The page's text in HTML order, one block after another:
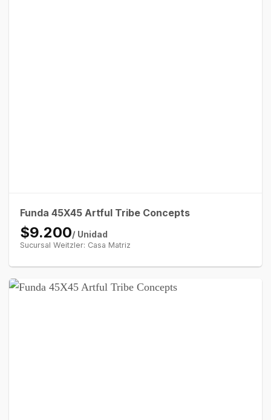
Funda 45X45 Artful Tribe Concepts
$9.200/ Unidad
Sucursal Weitzler: Casa Matriz